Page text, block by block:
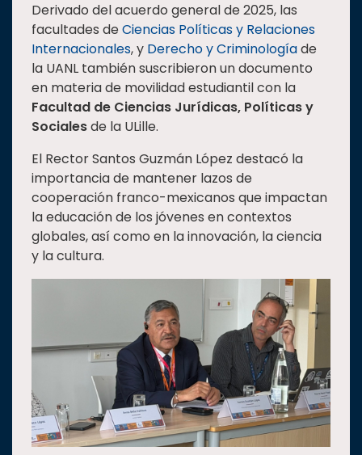
Derivado del acuerdo general de 2025, las
facultades deCiencias Políticas y Relaciones
Internacionales, y Derecho y Criminologíade
la UANL también suscribieron un documento
en materia de movilidad estudiantil con la
Facultad de Ciencias Jurídicas, Políticas y
Socialesde la ULille.
El Rector Santos Guzmán López destacó la
importancia de mantener lazos de
cooperación franco-mexicanos que impactan
la educación de los jóvenes en contextos
globales, así como en la innovación, la ciencia
y la cultura.